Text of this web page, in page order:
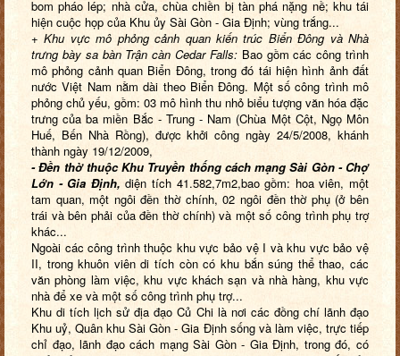
bom pháo lép; nhà cửa, chùa chiền bị tàn phá nặng nề; khu tái
hiện cuộc họp của Khu ủy Sài Gòn - Gia Định; vùng trắng...
+Khu vực mô phỏng cảnh quan kiến trúc Biển Đông và Nhà
trưng bày sa bàn Trận càn Cedar Falls:Bao gồm các công trình
mô phỏng cảnh quan Biển Đông, trong đó tái hiện hình ảnh đất
nước Việt Nam nằm dài theo Biển Đông. Một số công trình mô
phỏng chủ yếu, gồm: 03 mô hình thu nhỏ biểu tượng văn hóa đặc
trưng của ba miền Bắc - Trung - Nam (Chùa Một Cột, Ngọ Môn
Huế, Bến Nhà Rồng), được khởi công ngày 24/5/2008, khánh
thành ngày 19/12/2009,
- Đền thờ thuộc Khu Truyền thống cách mạng Sài Gòn - Chợ
Lớn - Gia Định, diện tích 41.582,7m2,bao gồm: hoa viên, một
tam quan, một ngôi đền thờ chính, 02 ngôi đền thờ phụ (ở bên
trái và bên phải của đền thờ chính) và một số công trình phụ trợ
khác...
Ngoài các công trình thuộc khu vực bảo vệ I và khu vực bảo vệ
II, trong khuôn viên di tích còn có khu bắn súng thể thao, các
văn phòng làm việc, khu vực khách sạn và nhà hàng, khu vực
nhà để xe và một số công trình phụ trợ...
Khu di tích lịch sử địa đạo Củ Chi là nơi các đồng chí lãnh đạo
Khu uỷ, Quân khu Sài Gòn - Gia Định sống và làm việc, trực tiếp
chỉ đạo, lãnh đạo cách mạng Sài Gòn - Gia Định, trong đó, có